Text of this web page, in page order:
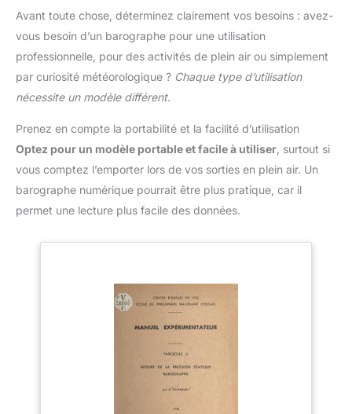
Avant toute chose, déterminez clairement vos besoins : avez-
vous besoin d’un barographe pour une utilisation
professionnelle, pour des activités de plein air ou simplement
par curiosité météorologique ? Chaque type d’utilisation
nécessite un modèle différent.
Prenez en compte la portabilité et la facilité d’utilisation
Optez pour un modèle portable et facile à utiliser , surtout si
vous comptez l’emporter lors de vos sorties en plein air. Un
barographe numérique pourrait être plus pratique, car il
permet une lecture plus facile des données.